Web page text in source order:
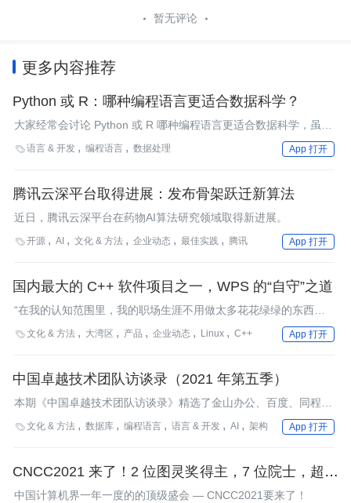
暂无评论
更多内容推荐
Python 或 R：哪种编程语言更适合数据科学？
大家经常会讨论 Python 或 R 哪种编程语言更适合数据科学，虽然
这两门语言都很受欢迎，但实际上每个语言都有自己更适用的场
景。本文简单对这两门编程语言进行分析对比，希望对你有所帮
语言 & 开发 编程语言 数据处理 App 打开
腾讯云深平台取得进展：发布骨架跃迁新算法
近日，腾讯云深平台在药物AI算法研究领域取得新进展。
开源 AI 文化 & 方法 企业动态 最佳实践 腾讯 App 打开
国内最大的 C++ 软件项目之一，WPS 的“自守”之道
“在我的认知范围里，我的职场生涯不用做太多花花绿绿的东西，
也许把某一件事做好了，做到极致也就够了。”
文化 & 方法 大湾区 产品 企业动态 Linux C++ App 打开
中国卓越技术团队访谈录（2021 年第五季）
本期《中国卓越技术团队访谈录》精选了金山办公、百度、同程旅
行、戴尔科技集团、出门问问、SphereEx等技术团队在前沿技术
探索、商业化落地方面的实践经验及心得体会。InfoQ希望通过这
发者了解他们的知识积累、技术演进、产品锤炼与团队文化等，并
文化 & 方法 数据库 编程语言 语言 & 开发 AI 架构 App 打开
CNCC2021 来了！2 位图灵奖得主，7 位院士，超千
位计算机顶级专家，共话计算赋能数字化转型
中国计算机界一年一度的的顶级盛会 — CNCC2021要来了！